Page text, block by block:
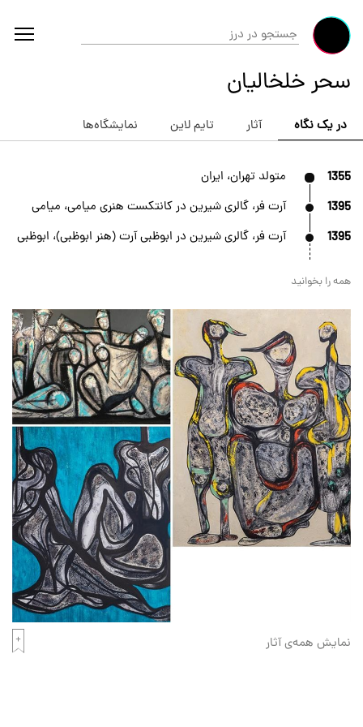
سحر خلخالیان
در یک نگاه آثار تایم لاین نمایشگاه‌ها
1355 متولد تهران، ایران
1395 آرت فر، گالری شیرین در کانتکست هنری میامی، میامی
1395 آرت فر، گالری شیرین در ابوظبی آرت (هنر ابوظبی)، ابوظبی
همه را بخوانید
نمایش همه‌ی آثار